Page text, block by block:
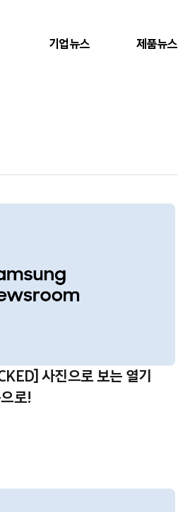
기업뉴스 제품뉴스
사진으로 보는 열기
로!